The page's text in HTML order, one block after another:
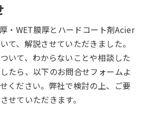
・WET膜厚とハードコート剤Acier
て、解説させていただきました。
いて、わからないことや相談した
たら、以下のお問合せフォームよ
ください。弊社で検討の上、ご要
せていただきます。